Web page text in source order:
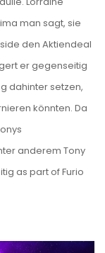
man sagt, sie
den Aktiendeal
er gegenseitig
dahinter setzen,
könnten. Da
anderem Tony
as part of Furio